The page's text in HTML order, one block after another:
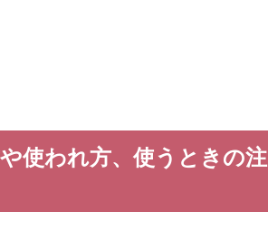
使われ方、使うときの注